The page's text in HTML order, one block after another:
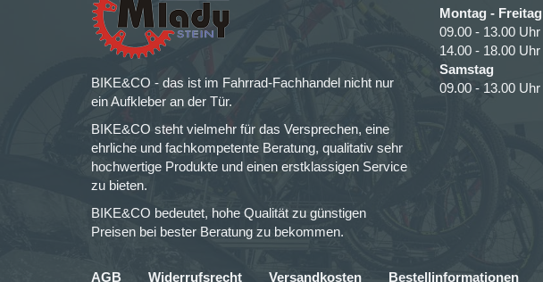
BIKE&CO - das ist im Fahrrad-Fachhandel nicht nur
ein Aufkleber an der Tür.
BIKE&CO steht vielmehr für das Versprechen, eine
ehrliche und fachkompetente Beratung, qualitativ sehr
hochwertige Produkte und einen erstklassigen Service
zu bieten.
BIKE&CO bedeutet, hohe Qualität zu günstigen
Preisen bei bester Beratung zu bekommen.
Montag - Freitag
09.00 - 13.00 Uhr
14.00 - 18.00 Uhr
Samstag
09.00 - 13.00 Uhr
AGB Widerrufsrecht Versandkosten Bestellinformationen